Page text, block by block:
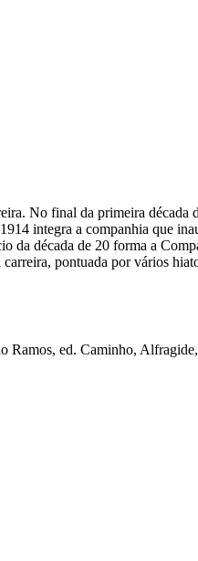
No final da primeira década
integra a companhia que
da década de 20 forma a
pontuada por vários
Ramos, ed. Caminho,